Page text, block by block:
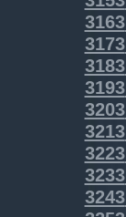
3163
3173
3183
3193
3203
3213
3223
3233
3243